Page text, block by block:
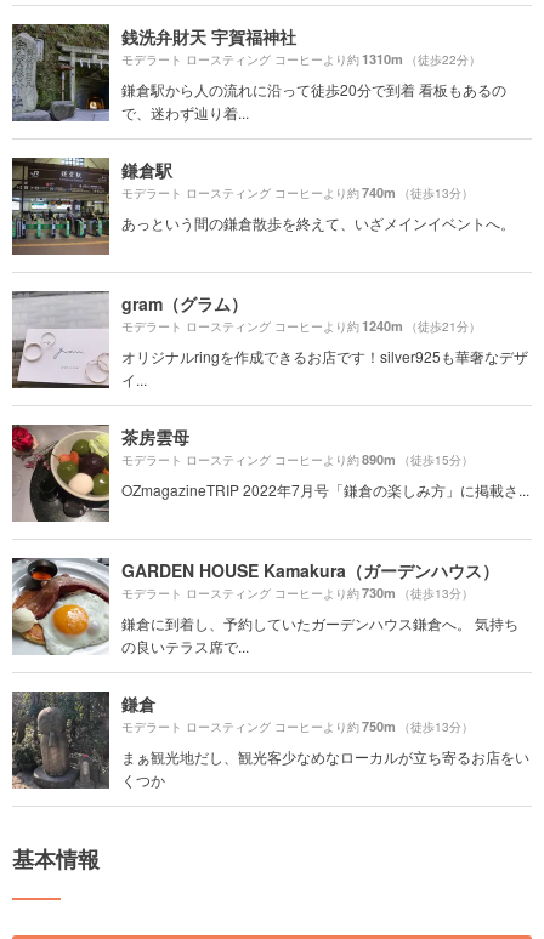
銭洗弁財天 宇賀福神社
モデラート ロースティング コーヒーより約1310m （徒歩22分）
鎌倉駅から人の流れに沿って徒歩20分で到着 看板もあるの
で、迷わず辿り着...
鎌倉駅
モデラート ロースティング コーヒーより約740m （徒歩13分）
あっという間の鎌倉散歩を終えて、いざメインイベントへ。
gram（グラム）
モデラート ロースティング コーヒーより約1240m （徒歩21分）
オリジナルringを作成できるお店です！silver925も華奢なデザ
イ...
茶房雲母
モデラート ロースティング コーヒーより約890m （徒歩15分）
OZmagazineTRIP 2022年7月号「鎌倉の楽しみ方」に掲載さ...
GARDEN HOUSE Kamakura（ガーデンハウス）
モデラート ロースティング コーヒーより約730m （徒歩13分）
鎌倉に到着し、予約していたガーデンハウス鎌倉へ。 気持ち
の良いテラス席で...
鎌倉
モデラート ロースティング コーヒーより約750m （徒歩13分）
まぁ観光地だし、観光客少なめなローカルが立ち寄るお店をい
くつか
基本情報